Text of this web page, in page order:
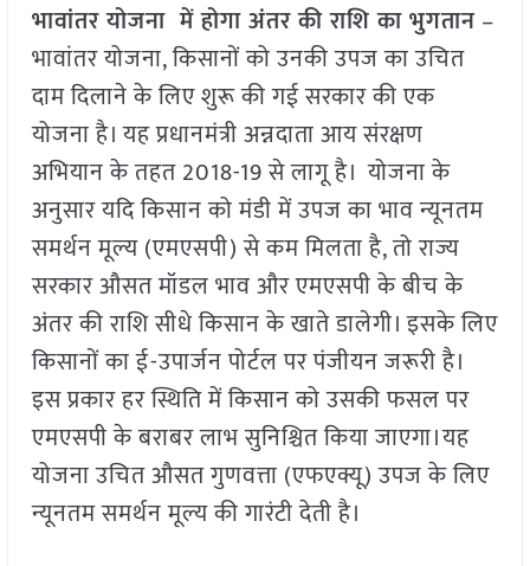
भावांतर योजना में होगा अंतर की राशि का भुगतान –
भावांतर योजना, किसानों को उनकी उपज का उचित
दाम दिलाने के लिए शुरू की गई सरकार की एक
योजना है। यह प्रधानमंत्री अन्नदाता आय संरक्षण
अभियान के तहत 2018-19 से लागू है। योजना के
अनुसार यदि किसान को मंडी में उपज का भाव न्यूनतम
समर्थन मूल्य (एमएसपी) से कम मिलता है, तो राज्य
सरकार औसत मॉडल भाव और एमएसपी के बीच के
अंतर की राशि सीधे किसान के खाते डालेगी। इसके लिए
किसानों का ई-उपार्जन पोर्टल पर पंजीयन जरूरी है।
इस प्रकार हर स्थिति में किसान को उसकी फसल पर
एमएसपी के बराबर लाभ सुनिश्चित किया जाएगा।यह
योजना उचित औसत गुणवत्ता (एफएक्यू) उपज के लिए
न्यूनतम समर्थन मूल्य की गारंटी देती है।